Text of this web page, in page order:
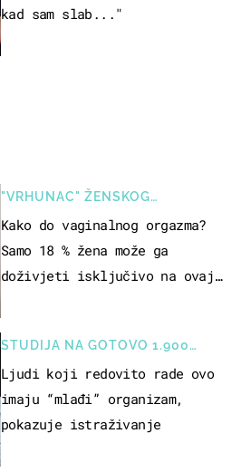
kad sam slab..."
"VRHUNAC" ŽENSKOG
SEKSUALNOG ISKUSTVA
Kako do vaginalnog orgazma?
Samo 18 % žena može ga
doživjeti isključivo na ovaj
STUDIJA NA GOTOVO 1.900
OSOBA
Ljudi koji redovito rade ovo
imaju “mlađi” organizam,
pokazuje istraživanje